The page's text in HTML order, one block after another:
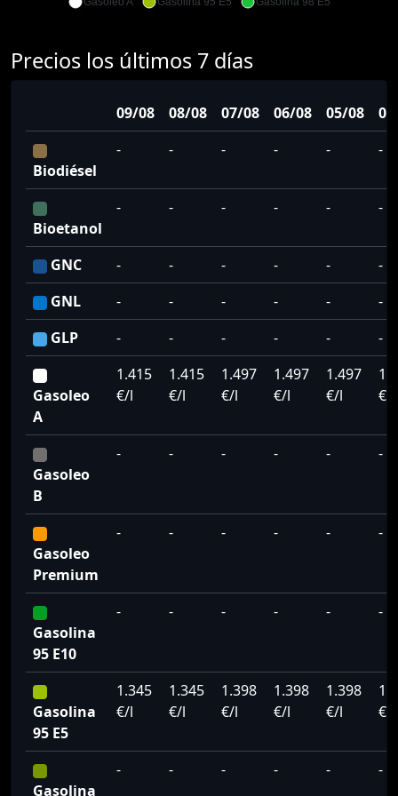
Precios los últimos 7 días
09/08 08/08 07/08 06/08 05/08
Biodiésel
- - - - - -
Bioetanol
- - - - - -
GNC - - - - -
-
GNL
- - - - -
-
GLP
- - - - - -
Gasoleo
A
1.415
€/l
1.415
€/l
1.497
€/l
1.497
€/l
1.497
€/l
€/l
Gasoleo
B
- - - - - -
Gasoleo
Premium
- - - - - -
Gasolina
95 E10
- - - - - -
Gasolina
95 E5
1.345
€/l
1.345
€/l
1.398
€/l
1.398
€/l
1.398
€/l
€/l
Gasolina
- - - - - -